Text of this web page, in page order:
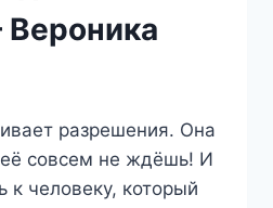
разрешения. Она
её совсем не ждёшь! И
к человеку, который